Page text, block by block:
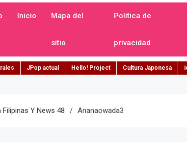
Inicio Mapa del
sitio
Politica de
privacidad
JPop actual Hello! Project Cultura Japonesa
Filipinas Y News 48 Ananaowada3